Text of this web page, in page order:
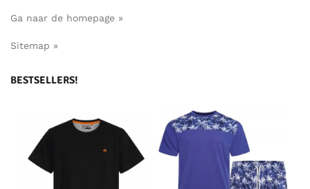
Ga naar de homepage »
Sitemap »
BESTSELLERS!